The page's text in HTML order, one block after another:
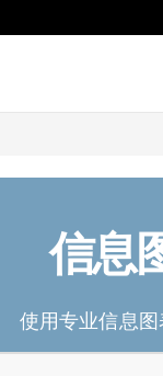
信息
使用专业信息